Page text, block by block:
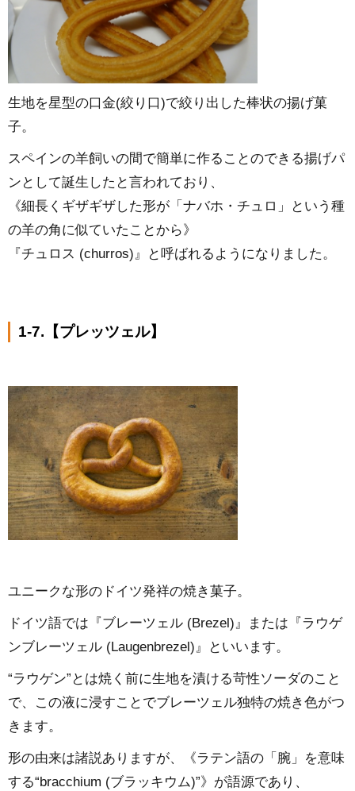
生地を星型の口金(絞り口)で絞り出した棒状の揚げ菓
子。
スペインの羊飼いの間で簡単に作ることのできる揚げパ
ンとして誕生したと言われており、
《細長くギザギザした形が「ナバホ・チュロ」という種
の羊の角に似ていたことから》
『チュロス (churros)』と呼ばれるようになりました。
1-7.【プレッツェル】
ユニークな形のドイツ発祥の焼き菓子。
ドイツ語では『ブレーツェル (Brezel)』または『ラウゲ
ンブレーツェル (Laugenbrezel)』といいます。
“ラウゲン”とは焼く前に生地を漬ける苛性ソーダのこと
で、この液に浸すことでブレーツェル独特の焼き色がつ
きます。
形の由来は諸説ありますが、《ラテン語の「腕」を意味
する“bracchium (ブラッキウム)”》が語源であり、